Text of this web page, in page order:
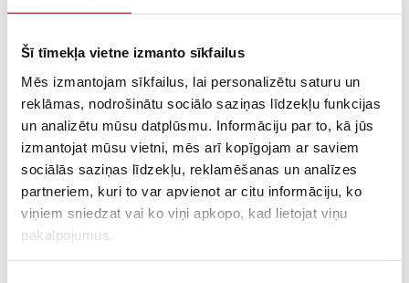
Šī tīmekļa vietne izmanto sīkfailus
Mēs izmantojam sīkfailus, lai personalizētu saturu un
reklāmas, nodrošinātu sociālo saziņas līdzekļu funkcijas
un analizētu mūsu datplūsmu. Informāciju par to, kā jūs
izmantojat mūsu vietni, mēs arī kopīgojam ar saviem
sociālās saziņas līdzekļu, reklamēšanas un analīzes
partneriem, kuri to var apvienot ar citu informāciju, ko
viņiem sniedzat vai ko viņi apkopo, kad lietojat viņu
pakalpojumus.
Karburatora blīve
LT160/200,
301060700200